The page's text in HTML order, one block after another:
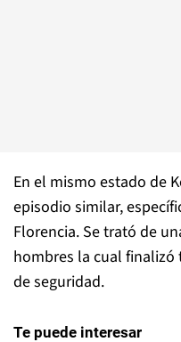
En el mismo estado de
episodio similar,
Florencia. Se trató de
hombres la cual finalizó
de seguridad.
Te puede interesar